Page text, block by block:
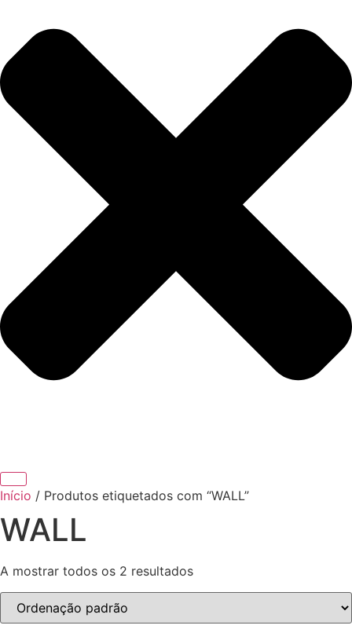
Início / Produtos etiquetados com “WALL”
WALL
A mostrar todos os 2 resultados